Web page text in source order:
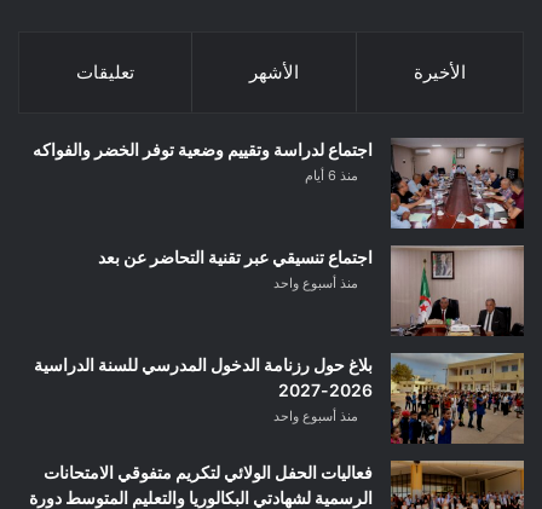
الأخيرة الأشهر تعليقات
اجتماع لدراسة وتقييم وضعية توفر الخضر والفواكه
منذ 6 أيام
اجتماع تنسيقي عبر تقنية التحاضر عن بعد
منذ أسبوع واحد
بلاغ حول رزنامة الدخول المدرسي للسنة الدراسية
2026-2027
منذ أسبوع واحد
فعاليات الحفل الولائي لتكريم متفوقي الامتحانات
الرسمية لشهادتي البكالوريا والتعليم المتوسط دورة